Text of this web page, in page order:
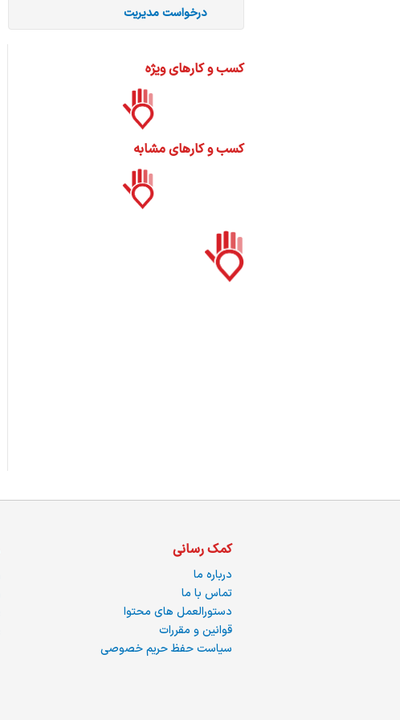
درخواست مدیریت
کسب و کارهای ویژه
کسب و کارهای مشابه
کمک رسانی
درباره ما
تماس با ما
دستورالعمل های محتوا
قوانین و مقررات
سیاست حفظ حریم خصوصی